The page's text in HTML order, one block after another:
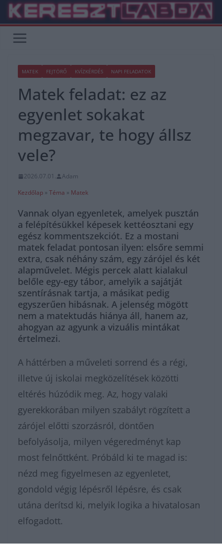
Skip
content
MATEK FEJTÖRŐ KVÍZKÉRDÉS NAPI FELADATOK
Matek feladat: ez az
egyenlet sokakat
megzavar, te hogy állsz
vele?
2026.07.01.
Adam
Kezdőlap » Téma » Matek
Vannak olyan egyenletek, amelyek pusztán
a felépítésükkel képesek kettéosztani egy
egész kommentszekciót. Ez a mostani
matek feladat pontosan ilyen: elsőre semmi
extra, csak néhány szám, egy zárójel és két
alapművelet. Mégis percek alatt kialakul
belőle egy-egy tábor, amelyik a sajátját
szentírásnak tartja, a másikat pedig
egyszerűen hibásnak. A jelenség mögött
nem a matektudás hiánya áll, hanem az,
ahogyan az agyunk a vizuális mintákat
értelmezi.
A háttérben a műveleti sorrend és a régi,
illetve új iskolai megközelítések közötti
eltérés húzódik meg. Az, hogy valaki
gyerekkorában milyen szabályt rögzített a
zárójel előtti szorzásról, döntően
befolyásolja, milyen végeredményt kap
most felnőttként. Próbáld ki te magad is:
nézd meg figyelmesen az egyenletet,
gondold végig lépésről lépésre, és csak
utána derítsd ki, melyik logika a hivatalosan
elfogadott.